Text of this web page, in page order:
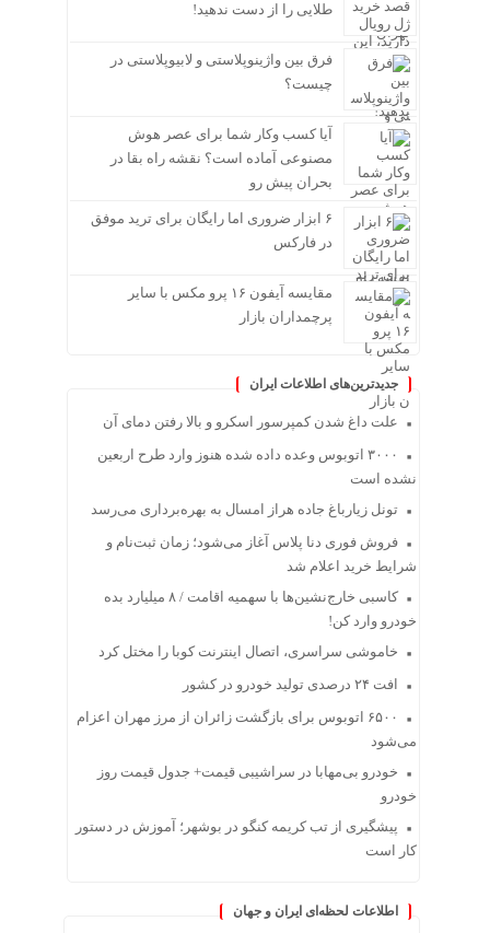
طلایی را از دست ندهید!
فرق بین واژینوپلاستی و لابیوپلاستی در
چیست؟
آیا کسب وکار شما برای عصر هوش
مصنوعی آماده است؟ نقشه راه بقا در
بحران پیش رو
۶ ابزار ضروری اما رایگان برای ترید موفق
در فارکس
مقایسه آیفون ۱۶ پرو مکس با سایر
پرچمداران بازار
جدیدترین‌های اطلاعات ایران
علت داغ شدن کمپرسور اسکرو و بالا رفتن دمای آن
۳۰۰۰ اتوبوس وعده داده شده هنوز وارد طرح اربعین
نشده است
تونل زیارباغ جاده هراز امسال به بهره‌برداری می‌رسد
فروش فوری دنا پلاس آغاز می‌شود؛ زمان ثبت‌نام و
شرایط خرید اعلام شد
کاسبی خارج‌نشین‌ها با سهمیه اقامت / ۸ میلیارد بده
خودرو وارد کن!
خاموشی سراسری، اتصال اینترنت کوبا را مختل کرد
افت ۲۴ درصدی تولید خودرو در کشور
۶۵۰۰ اتوبوس برای بازگشت زائران از مرز مهران اعزام
می‌شود
خودرو بی‌مهابا در سراشیبی قیمت+ جدول قیمت روز
خودرو
پیشگیری از تب کریمه کنگو در بوشهر؛ آموزش در دستور
کار است
اطلاعات لحظه‌ای ایران و جهان